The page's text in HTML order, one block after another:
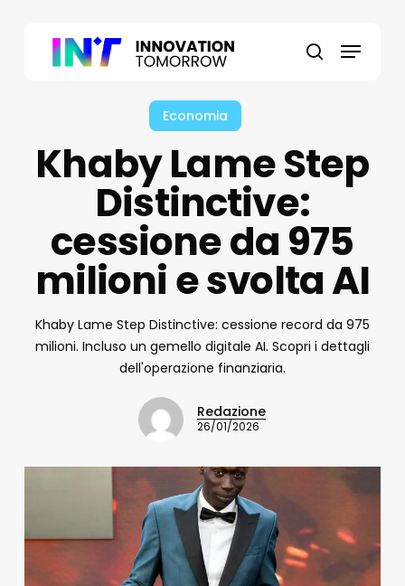
search
Menu
Economia
Khaby Lame Step
Distinctive:
cessione da 975
milioni e svolta AI
Khaby Lame Step Distinctive: cessione record da 975
milioni. Incluso un gemello digitale AI. Scopri i dettagli
dell'operazione finanziaria.
Redazione
26/01/2026